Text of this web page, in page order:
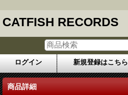
CATFISH RECORDS
ログイン 新規登録はこちら
商品詳細